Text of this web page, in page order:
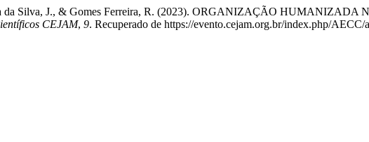
da Silva, J., & Gomes Ferreira, R. (2023). ORGANIZAÇÃO
CEJAM, 9. Recuperado de https://evento.cejam.org.br/index.php/